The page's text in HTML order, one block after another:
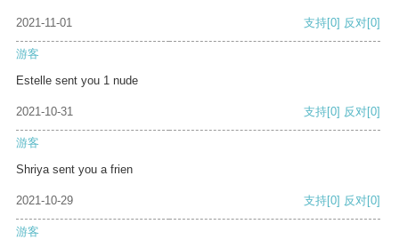
2021-11-01 支持[0] 反对[0]
游客
Estelle sent you 1 nude
2021-10-31 支持[0] 反对[0]
游客
Shriya sent you a frien
2021-10-29 支持[0] 反对[0]
游客